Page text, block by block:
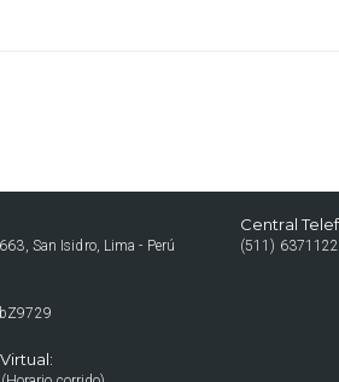
San Isidro, Lima - Perú
Central
(511)